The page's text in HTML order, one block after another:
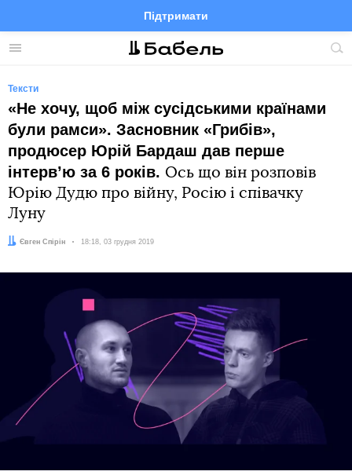
Меню
Підтримати
FacebookTelegramTwitter
Тексти
«Не хочу, щоб між сусідськими країнами
були рамси». Засновник «Грибів»,
продюсер Юрій Бардаш дав перше
інтервʼю за 6 років. Ось що він розповів
Юрію Дудю про війну, Росію і співачку
Луну
Автор:
Євген Спірін Дата:
18:18, 03 грудня 2019